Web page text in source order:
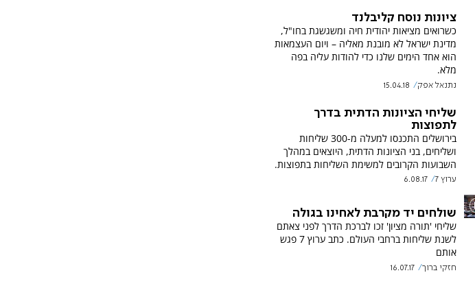
ציונות נוסח קליבלנד
כשרואים מציאות יהודית חיה ומשגשגת בחו"ל,
מדינת ישראל לא מובנת מאליה – ויום העצמאות
הוא אחד הימים שלנו כדי להודות עליה בפה
מלא.
נתנאל אפק 15.04.18
שליחי הציונות הדתית בדרך
לתפוצות
בירושלים התכנסו למעלה מ-300 שליחות
ושליחים, בני הציונות הדתית, היוצאים במהלך
השבועות הקרובים למשימת השליחות בתפוצות.
ערוץ 7 6.08.17
שולחים יד מקרבת לאחינו בגולה
שליחי 'תורה מציון' זכו לברכת הדרך לפני צאתם
לשנת שליחות ברחבי העולם. כתב ערוץ 7 פגש
אותם
חזקי ברוך 16.07.17